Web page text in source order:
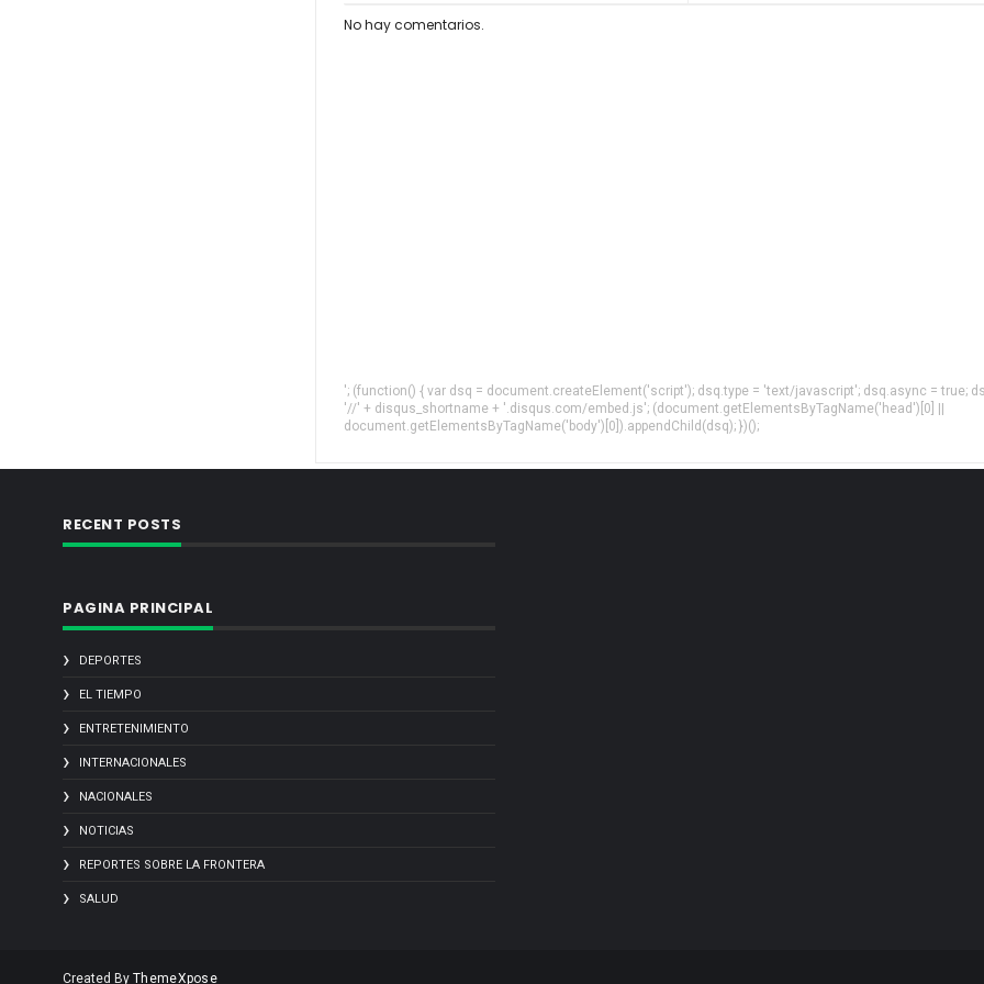
No hay comentarios.
'; (function() { var dsq = document.createElement('script'); dsq.type = 'text/javascript'; dsq.async = true;
'//' + disqus_shortname + '.disqus.com/embed.js'; (document.getElementsByTagName('head')[0] ||
document.getElementsByTagName('body')[0]).appendChild(dsq); })();
RECENT POSTS
PAGINA PRINCIPAL
DEPORTES
EL TIEMPO
ENTRETENIMIENTO
INTERNACIONALES
NACIONALES
NOTICIAS
REPORTES SOBRE LA FRONTERA
SALUD
Created By ThemeXpose